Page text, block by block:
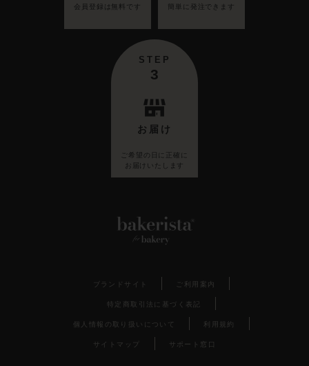
会員登録は無料です 簡単に発注できます
STEP
3
お届け
ご希望の日に正確に
お届けいたします
ブランドサイト ご利用案内
特定商取引法に基づく表記
個人情報の取り扱いについて 利用規約
サイトマップ サポート窓口